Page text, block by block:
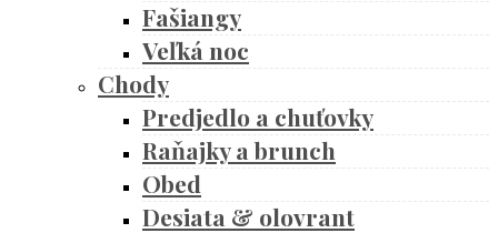
Fašiangy
Veľká noc
Chody
Predjedlo a chuťovky
Raňajky a brunch
Obed
Desiata & olovrant